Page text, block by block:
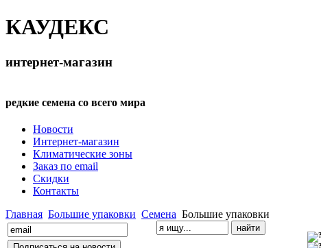
КАУДЕКС
интернет-магазин
редкие семена со всего мира
Новости
Интернет-магазин
Климатические зоны
Заказ по email
Скидки
Контакты
Главная Большие упаковки Семена Большие упаковки